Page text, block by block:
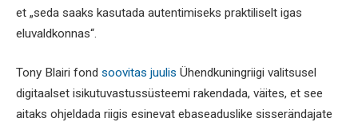
et „seda saaks kasutada autentimiseks praktiliselt igas
eluvaldkonnas“.
Tony Blairi fond soovitas juulis Ühendkuningriigi valitsusel
digitaalset isikutuvastussüsteemi rakendada, väites, et see
aitaks ohjeldada riigis esinevat ebaseaduslike sisserändajate